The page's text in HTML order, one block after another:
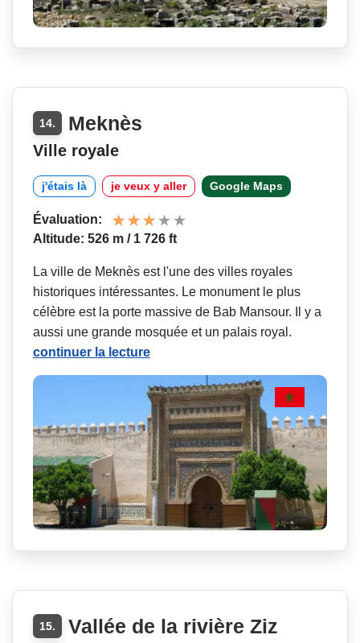
14. Meknès
Ville royale
j'étais là je veux y aller Google Maps
Évaluation:
Altitude: 526 m / 1 726 ft
La ville de Meknès est l'une des villes royales
historiques intéressantes. Le monument le plus
célèbre est la porte massive de Bab Mansour. Il y a
aussi une grande mosquée et un palais royal.
continuer la lecture
15. Vallée de la rivière Ziz